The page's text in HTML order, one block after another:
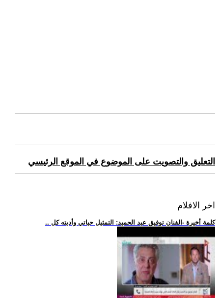
التعليق والتصويت على الموضوع في الموقع الرئيسي
اخر الافلام
.. كلمة أخيرة -الفنان توفيق عبد الحميد: التمثيل حياتي وأديته كل